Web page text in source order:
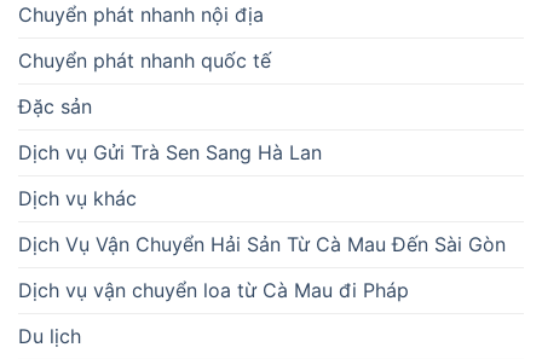
Chuyển phát nhanh nội địa
Chuyển phát nhanh quốc tế
Đặc sản
Dịch vụ Gửi Trà Sen Sang Hà Lan
Dịch vụ khác
Dịch Vụ Vận Chuyển Hải Sản Từ Cà Mau Đến Sài Gòn
Dịch vụ vận chuyển loa từ Cà Mau đi Pháp
Du lịch